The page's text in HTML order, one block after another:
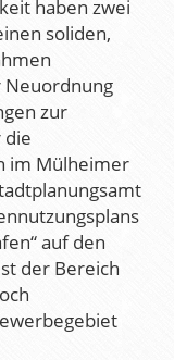
haben zwei
soliden,
Neuordnung
zur
die
im Mülheimer
auf den
der Bereich